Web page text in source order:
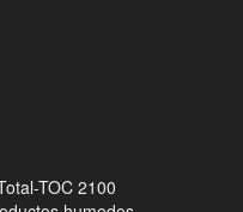
TOC 2100